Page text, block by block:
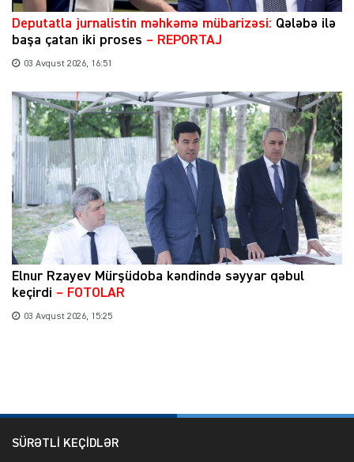
​Deputatla jurnalistin məhkəmə mübarizəsi: Qələbə ilə
başa çatan iki proses – REPORTAJ
03 Avqust 2026, 16:51
Elnur Rzayev Mürşüdoba kəndində səyyar qəbul
keçirdi – FOTOLAR
03 Avqust 2026, 15:25
SÜRƏTLİ KEÇİDLƏR